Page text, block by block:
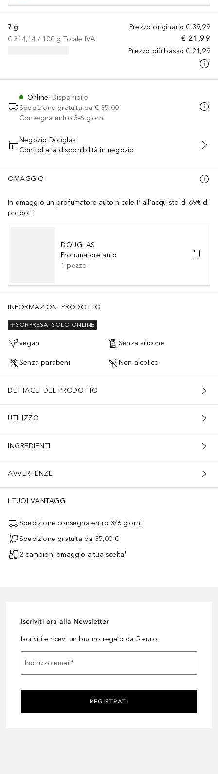
Prezzo originario € 39,99
€ 21,99
Prezzo più basso € 21,99
7 g
€ 314,14 / 100 g Totale IVA
Online: Disponibile
Spedizione gratuita da € 35,00
Consegna entro 3-6 giorni
AGGIUNGI AL CARRELLO
Negozio Douglas
Controlla la disponibilità in negozio
OMAGGIO
In omaggio un profumatore auto nicole P all'acquisto di 69€ di
prodotti.
DOUGLAS
Profumatore auto
1 pezzo
INFORMAZIONI PRODOTTO
SOLO ONLINE
SORPRESA
vegan Senza silicone
Senza parabeni Non alcolico
DETTAGLI DEL PRODOTTO
UTILIZZO
INGREDIENTI
AVVERTENZE
I TUOI VANTAGGI
Spedizione consegna entro 3/6 giorni
Spedizione gratuita da 35,00 €
2 campioni omaggio a tua scelta¹
Iscriviti ora alla Newsletter
Iscriviti e ricevi un buono regalo da 5 euro
Indirizzo email*
REGISTRATI